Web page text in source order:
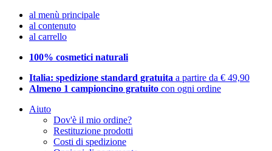
al menù principale
al contenuto
al carrello
100% cosmetici naturali
Italia: spedizione standard gratuita a partire da € 49,90
Almeno 1 campioncino gratuito con ogni ordine
Aiuto
Dov'è il mio ordine?
Restituzione prodotti
Costi di spedizione